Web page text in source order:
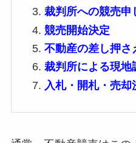
裁判所への競売申
競売開始決定
不動産の差し押さ
裁判所による現地
入札・開札・売却